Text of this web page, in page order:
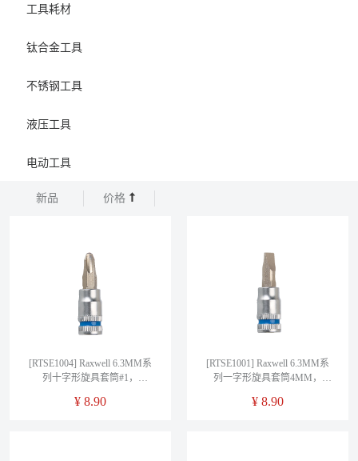
工具耗材
钛合金工具
不锈钢工具
液压工具
电动工具
新品 价格
[RTSE1004] Raxwell 6.3MM系
列十字形旋具套筒#1，
¥ 8.90
[RTSE1001] Raxwell 6.3MM系
列一字形旋具套筒4MM，
¥8.90